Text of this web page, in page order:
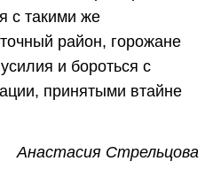
с такими же
район, горожане
и бороться с
принятыми втайне
Анастасия Стрельцова